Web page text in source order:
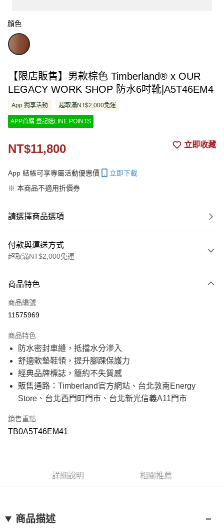
顏色
【限店販售】男款棕色 Timberland® x OUR
LEGACY WORK SHOP 防水6吋靴|A5T46EM4
App 獨享活動 超取滿NT$2,000免運
APP首購 登記送LINE POINTS
NT$11,800 立即收藏
App 結帳可享專屬活動優惠價
立即下載
※ 本商品不適用折價券
請選擇商品選項
付款與運送方式
超取滿NT$2,000免運
信用卡一次付款
華南商業銀行
彰化商業銀行
上海商業儲蓄銀行
台北富邦商業銀行
國泰世華商業銀行
兆豐國際商業銀行
匯豐（台灣）商業銀行
華泰商業銀行
聯邦商業銀行
遠東國際商業銀行
玉山商業銀行
台新國際商業銀行
6 期 0 利率 每期
合作金庫商業銀行
第一商業銀行
華南商業銀行
彰化商業銀行
上海商業儲蓄銀行
台北富邦商業銀行
國泰世華商業銀行
兆豐國際商業銀行
臺灣中小企業銀行
台中商業銀行
匯豐（台灣）商業銀行
華泰商業銀行
聯邦商業銀行
元大商業銀行
玉山商業銀行
12 期 0 利率 每期NT$983
合作金庫商業銀行
第一商業銀行
華南商業銀行
彰化商業銀行
上海商業儲蓄銀行
台北富邦商業銀行
國泰世華商業銀行
兆豐國際商業銀行
匯豐（台灣）商業銀行
聯邦商業銀行
超商取貨付款
LINE Pay
Apple Pay
悠遊付
2.付款方式選擇「大哥付你分期」，訂單成立後會自動跳轉到大哥付的交易
流程，驗證手機門號後，選擇欲分期的期數、繳款截止日，確認付款後即完
相關說明
商品特色
商品編號
11575969
商品特色
防水密封車縫，抵擋水分滲入
舒適軟墊鞋領，提升腳踝保護力
經典品牌標誌，簡約不失質感
販售通路：Timberland官方網站、台北敦南Energy
Store、台北西門町門市、台北新光信義A11門市
銷售重點
TB0A5T46EM41
詳細說明 相關推薦
商品描述